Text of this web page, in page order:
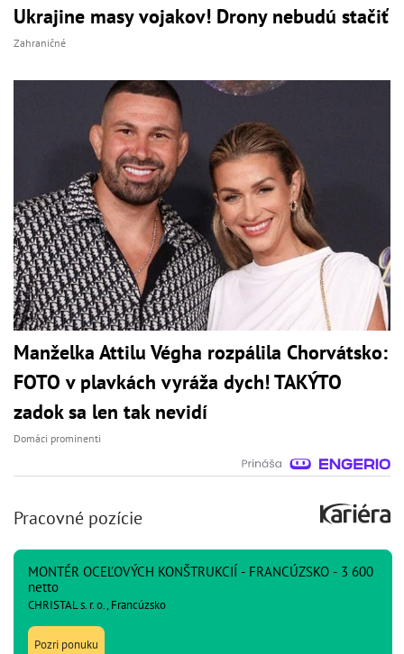
Ukrajine masy vojakov! Drony nebudú stačiť
Zahraničné
Manželka Attilu Végha rozpálila Chorvátsko:
FOTO v plavkách vyráža dych! TAKÝTO
zadok sa len tak nevidí
Domáci prominenti
Pracovné pozície
MONTÉR OCEĽOVÝCH KONŠTRUKCIÍ - FRANCÚZSKO - 3 600
netto
CHRISTAL s. r. o., Francúzsko
Pozri ponuku